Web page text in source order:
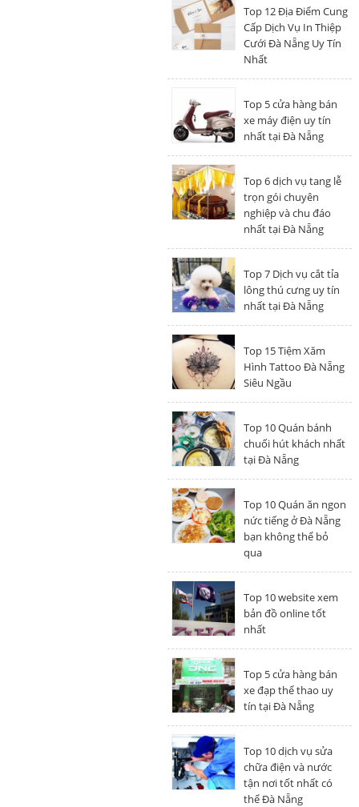
Top 12 Địa Điểm Cung
Cấp Dịch Vụ In Thiệp
Cưới Đà Nẵng Uy Tín
Nhất
Top 5 cửa hàng bán
xe máy điện uy tín
nhất tại Đà Nẵng
Top 6 dịch vụ tang lễ
trọn gói chuyên
nghiệp và chu đáo
nhất tại Đà Nẵng
Top 7 Dịch vụ cắt tỉa
lông thú cưng uy tín
nhất tại Đà Nẵng
Top 15 Tiệm Xăm
Hình Tattoo Đà Nẵng
Siêu Ngầu
Top 10 Quán bánh
chuối hút khách nhất
tại Đà Nẵng
Top 10 Quán ăn ngon
nức tiếng ở Đà Nẵng
bạn không thể bỏ
qua
Top 10 website xem
bản đồ online tốt
nhất
Top 5 cửa hàng bán
xe đạp thể thao uy
tín tại Đà Nẵng
Top 10 dịch vụ sửa
chữa điện và nước
tận nơi tốt nhất có
thể Đà Nẵng